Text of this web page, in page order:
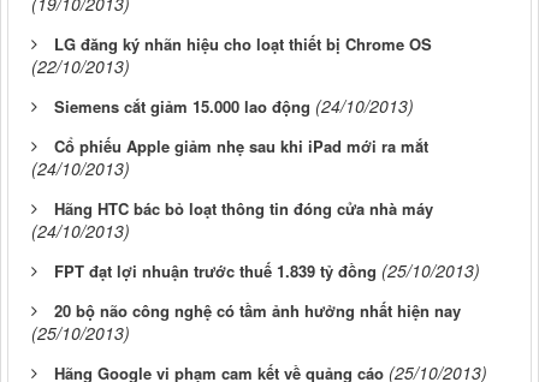
LG đăng ký nhãn hiệu cho loạt thiết bị Chrome OS
(22/10/2013)
Siemens cắt giảm 15.000 lao động (24/10/2013)
Cổ phiếu Apple giảm nhẹ sau khi iPad mới ra mắt
(24/10/2013)
Hãng HTC bác bỏ loạt thông tin đóng cửa nhà máy
(24/10/2013)
FPT đạt lợi nhuận trước thuế 1.839 tỷ đồng (25/10/2013)
20 bộ não công nghệ có tầm ảnh hưởng nhất hiện nay
(25/10/2013)
Hãng Google vi phạm cam kết về quảng cáo (25/10/2013)